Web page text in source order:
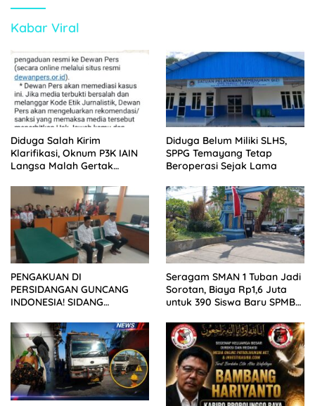
Kabar Viral
Diduga Salah Kirim
Klarifikasi, Oknum P3K IAIN
Langsa Malah Gertak
Diduga Belum Miliki SLHS,
SPPG Temayang Tetap
Beroperasi Sejak Lama
PENGAKUAN DI
PERSIDANGAN GUNCANG
INDONESIA! SIDANG
KELUARGA KORBAN
MENGAMUK DI PN MALANG
Seragam SMAN 1 Tuban Jadi
Sorotan, Biaya Rp1,6 Juta
untuk 390 Siswa Baru SPMB